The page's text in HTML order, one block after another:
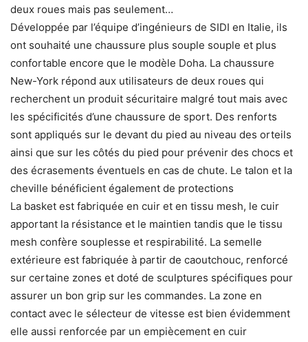
deux roues mais pas seulement…
Développée par l’équipe d’ingénieurs de SIDI en Italie, ils
ont souhaité une chaussure plus souple souple et plus
confortable encore que le modèle Doha. La chaussure
New-York répond aux utilisateurs de deux roues qui
recherchent un produit sécuritaire malgré tout mais avec
les spécificités d’une chaussure de sport. Des renforts
sont appliqués sur le devant du pied au niveau des orteils
ainsi que sur les côtés du pied pour prévenir des chocs et
des écrasements éventuels en cas de chute. Le talon et la
cheville bénéficient également de protections
La basket est fabriquée en cuir et en tissu mesh, le cuir
apportant la résistance et le maintien tandis que le tissu
mesh confère souplesse et respirabilité. La semelle
extérieure est fabriquée à partir de caoutchouc, renforcé
sur certaine zones et doté de sculptures spécifiques pour
assurer un bon grip sur les commandes. La zone en
contact avec le sélecteur de vitesse est bien évidemment
elle aussi renforcée par un empiècement en cuir